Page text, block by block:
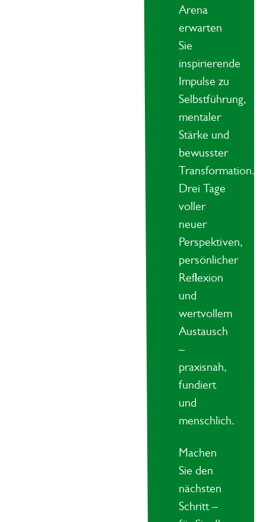
Arena
erwarten
Sie
inspirierende
Impulse zu
Selbstführung,
mentaler
Stärke und
bewusster
Transformation.
Drei Tage
voller
neuer
Perspektiven,
persönlicher
Reflexion
und
wertvollem
Austausch
–
praxisnah,
fundiert
und
menschlich.
Machen
Sie den
nächsten
Schritt –